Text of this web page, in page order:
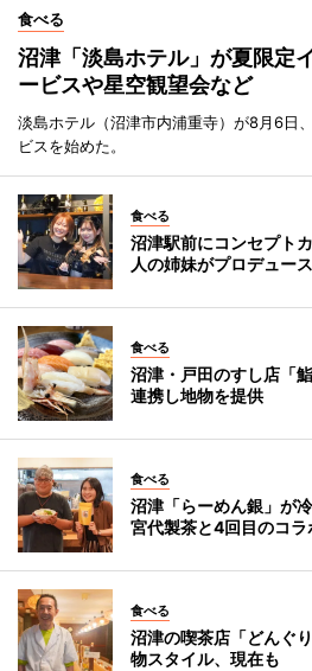
食べる
沼津「淡島ホテル」が夏限
ービスや星空観望会など
淡島ホテル（沼津市内浦重寺）が8月6日
ビスを始めた。
食べる
沼津駅前にコンセプト
人の姉妹がプロデュース
食べる
沼津・戸田のすし店「
連携し地物を提供
食べる
沼津「らーめん銀」が
宮代製茶と4回目のコラ
食べる
沼津の喫茶店「どんぐ
物スタイル、現在も